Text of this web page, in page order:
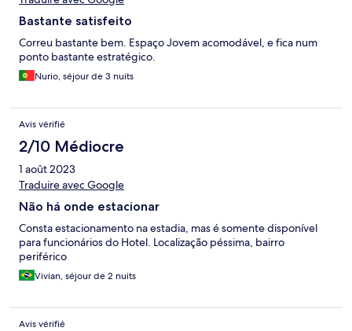
Bastante satisfeito
Correu bastante bem. Espaço Jovem acomodável, e fica num
ponto bastante estratégico.
Nurio, séjour de 3 nuits
Avis vérifié
2/10 Médiocre
1 août 2023
Traduire avec Google
Não há onde estacionar
Consta estacionamento na estadia, mas é somente disponível
para funcionários do Hotel. Localização péssima, bairro
periférico
Vivian, séjour de 2 nuits
Avis vérifié